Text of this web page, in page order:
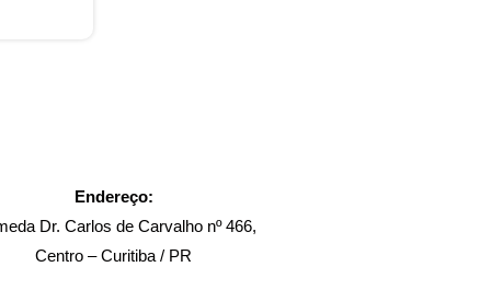
Endereço:
Dr. Carlos de Carvalho nº 466,
Centro – Curitiba / PR